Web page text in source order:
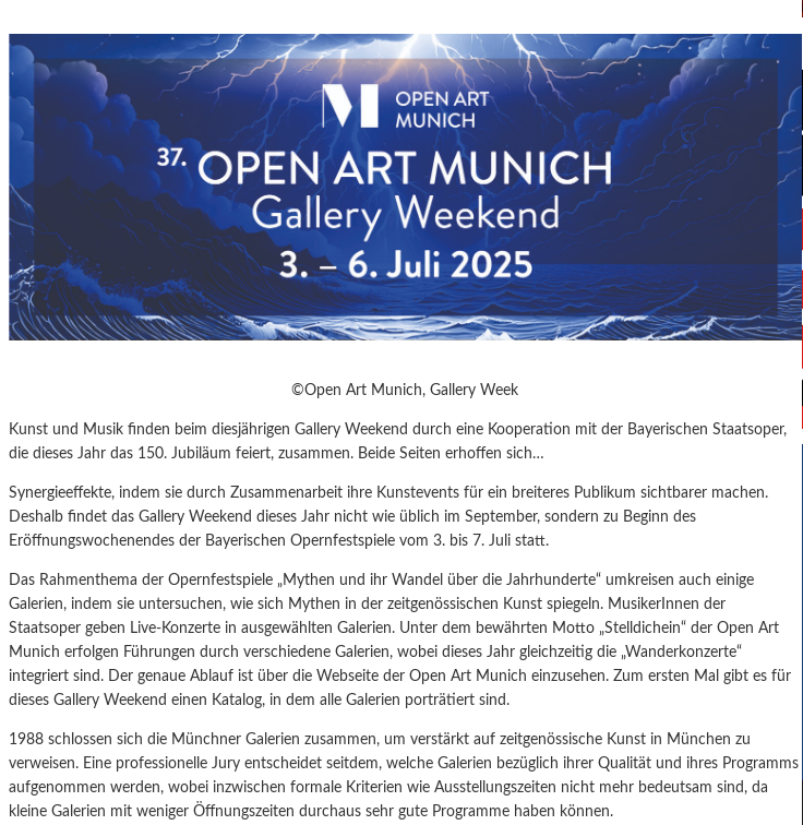
©Open Art Munich, Gallery Week
Kunst und Musik finden beim diesjährigen Gallery Weekend durch eine Kooperation mit der Bayerischen Staatsoper,
die dieses Jahr das 150. Jubiläum feiert, zusammen. Beide Seiten erhoffen sich…
Synergieeffekte, indem sie durch Zusammenarbeit ihre Kunstevents für ein breiteres Publikum sichtbarer machen.
Deshalb findet das Gallery Weekend dieses Jahr nicht wie üblich im September, sondern zu Beginn des
Eröffnungswochenendes der Bayerischen Opernfestspiele vom 3. bis 7. Juli statt.
Das Rahmenthema der Opernfestspiele „Mythen und ihr Wandel über die Jahrhunderte“ umkreisen auch einige
Galerien, indem sie untersuchen, wie sich Mythen in der zeitgenössischen Kunst spiegeln. MusikerInnen der
Staatsoper geben Live-Konzerte in ausgewählten Galerien. Unter dem bewährten Motto „Stelldichein“ der Open Art
Munich erfolgen Führungen durch verschiedene Galerien, wobei dieses Jahr gleichzeitig die „Wanderkonzerte“
integriert sind. Der genaue Ablauf ist über die Webseite der Open Art Munich einzusehen. Zum ersten Mal gibt es für
dieses Gallery Weekend einen Katalog, in dem alle Galerien porträtiert sind.
1988 schlossen sich die Münchner Galerien zusammen, um verstärkt auf zeitgenössische Kunst in München zu
verweisen. Eine professionelle Jury entscheidet seitdem, welche Galerien bezüglich ihrer Qualität und ihres Programms
aufgenommen werden, wobei inzwischen formale Kriterien wie Ausstellungszeiten nicht mehr bedeutsam sind, da
kleine Galerien mit weniger Öffnungszeiten durchaus sehr gute Programme haben können.